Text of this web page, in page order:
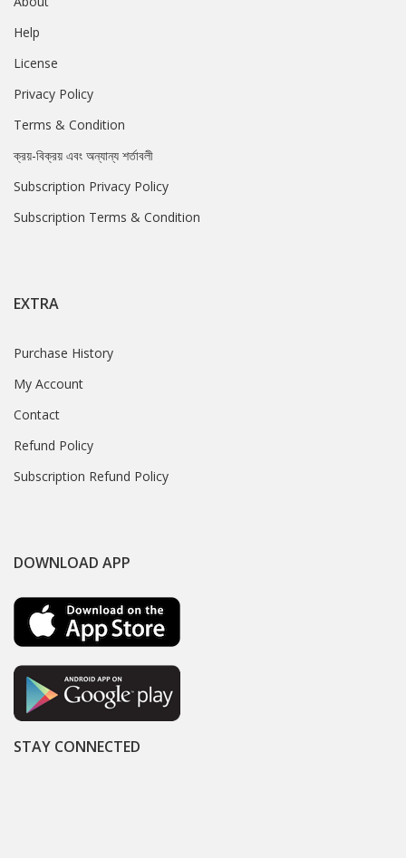
Help
License
Privacy Policy
Terms & Condition
ক্রয়-বিক্রয় এবং অন্যান্য শর্তাবলী
Subscription Privacy Policy
Subscription Terms & Condition
EXTRA
Purchase History
My Account
Contact
Refund Policy
Subscription Refund Policy
DOWNLOAD APP
STAY CONNECTED